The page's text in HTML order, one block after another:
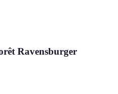
Ravensburger